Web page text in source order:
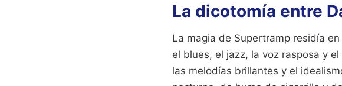
La dicotomía entre
La magia de Supertramp residía
el blues, el jazz, la voz rasposa y
las melodías brillantes y el